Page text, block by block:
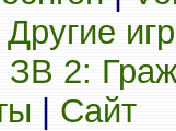
Другие
ЗВ 2:
Сайт